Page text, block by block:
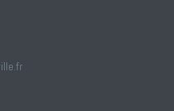
S’ouvre